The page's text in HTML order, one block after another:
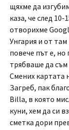
щяхме да
каза, че след
отворихме
Унгария и от
повече път е, но
трябваше да
Смених картата
Загреб, пак
Billa, в която
куни, хем да си
сметка дори